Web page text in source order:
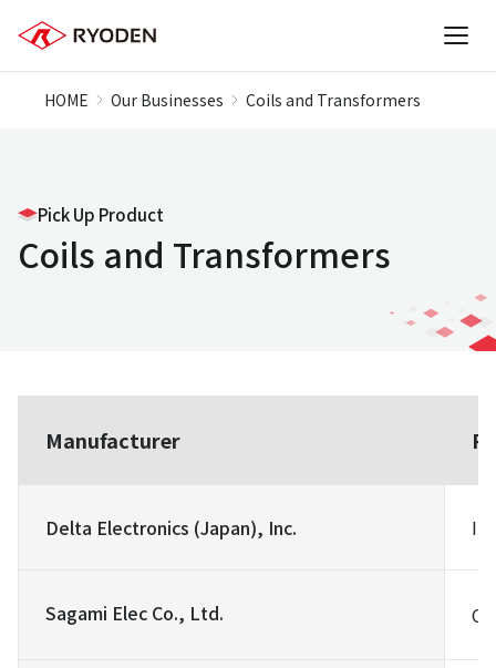
HOME Our Businesses Coils and Transformers
Pick Up Product
Coils and Transformers
Manufacturer
Delta Electronics (Japan), Inc.
Sagami Elec Co., Ltd.